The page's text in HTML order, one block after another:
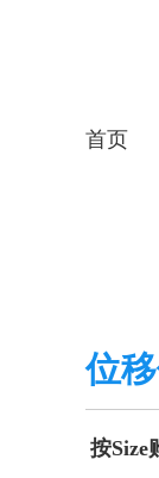
首页
位
按Size